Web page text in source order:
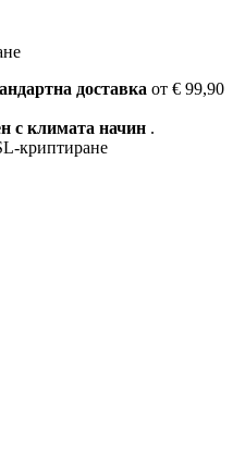
доставка от € 99,90
с климата начин .
криптиране